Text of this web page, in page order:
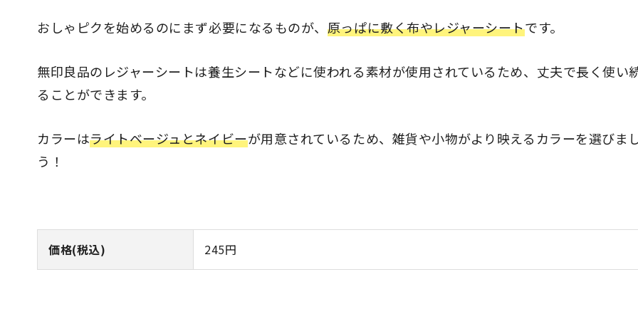
おしゃピクを始めるのにまず必要になるものが、 原っぱに敷く布やレジャーシートです。
無印良品のレジャーシートは養生シートなどに使われる素材が使用されているため、丈夫で長く使い
ることができます。
カラーはライトベージュとネイビーが用意されているため、雑貨や小物がより映えるカラーを選びま
う！
価格(税込) 245円